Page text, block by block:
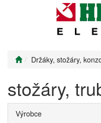
Držáky, stožáry,
stožáry,
Výrobce